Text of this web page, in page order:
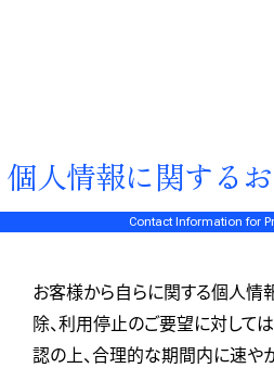
個人情報に関する
Contact Information for
お客様から自らに関する個人情
除、利用停止のご要望に対して
認の上、合理的な期間内に速や